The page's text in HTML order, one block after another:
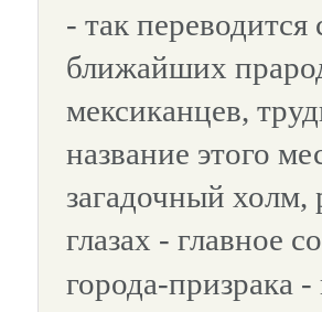
- так переводится
ближайших
мексиканцев,
название этого
загадочный
глазах - главное
города-призрака